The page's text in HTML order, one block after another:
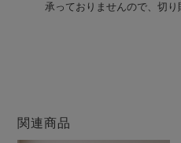
承っておりませんので、切り
関連商品